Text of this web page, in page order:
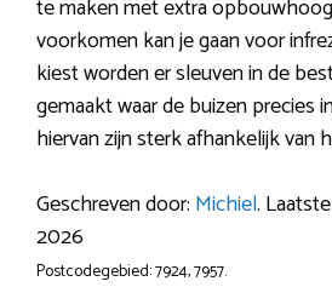
te maken met extra
voorkomen kan je gaan voor
kiest worden er sleuven in de
gemaakt waar de buizen precies
hiervan zijn sterk afhankelijk van
Geschreven door: Michiel.
2026
Postcodegebied: 7924, 7957.